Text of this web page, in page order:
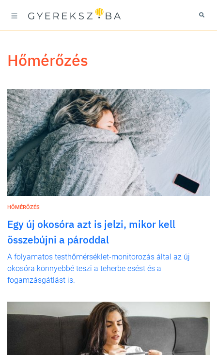
hőmérőzés
HŐMÉRŐZÉS
Egy új okosóra azt is jelzi, mikor kell
összebújni a pároddal
A folyamatos testhőmérséklet-monitorozás által az új
okosóra könnyebbé teszi a teherbe esést és a
fogamzásgátlást is.